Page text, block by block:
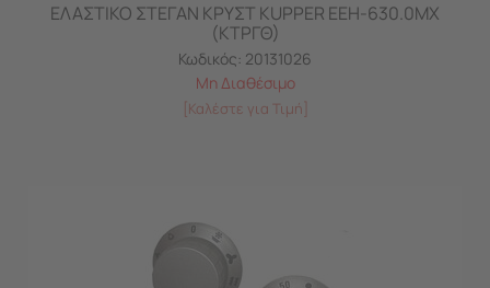
ΕΛΑΣΤΙΚΟ ΣΤΕΓΑΝ ΚΡΥΣΤ KUPPER ΕΕΗ-630.0ΜΧ
(ΚΤΡΓΘ)
Κωδικός: 20131026
Μη Διαθέσιμο
[Καλέστε για Τιμή]